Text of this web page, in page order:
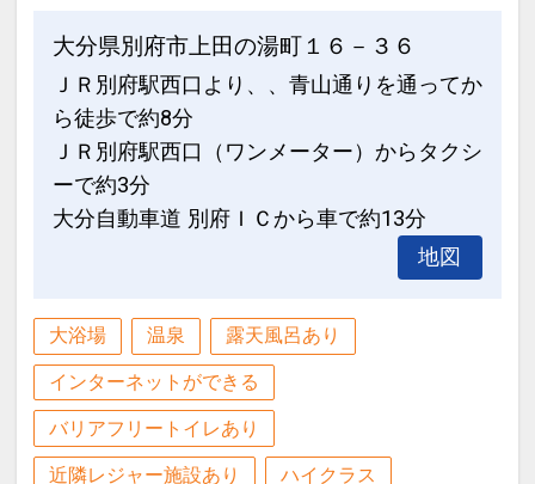
大分県別府市上田の湯町１６－３６
ＪＲ別府駅西口より、、青山通りを通ってか
ら徒歩で約8分
ＪＲ別府駅西口（ワンメーター）からタクシ
ーで約3分
大分自動車道 別府ＩＣから車で約13分
地図
大浴場 温泉 露天風呂あり
インターネットができる
バリアフリートイレあり
近隣レジャー施設あり ハイクラス